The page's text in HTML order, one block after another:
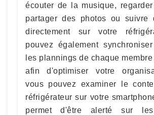
écouter de la musique,
partager des photos ou suivre
directement sur votre
pouvez également
les plannings de chaque
afin d'optimiser votre
vous pouvez examiner le
réfrigérateur sur votre
permet d'être alerté sur